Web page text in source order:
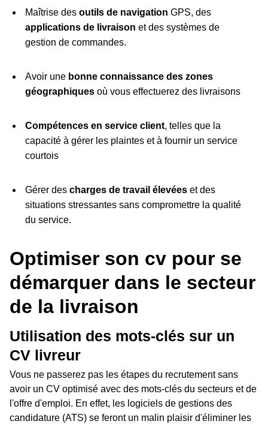
Maîtrise des outils de navigation GPS, des
applications de livraison et des systèmes de
gestion de commandes.
Avoir une bonne connaissance des zones
géographiquesoù vous effectuerez des livraisons
Compétences en service client, telles que la
capacité à gérer les plaintes et à fournir un service
courtois
Gérer des charges de travail élevéeset des
situations stressantes sans compromettre la qualité
du service.
Optimiser son cv pour se
démarquer dans le secteur
de la livraison
Utilisation des mots-clés sur un
CV livreur
Vous ne passerez pas les étapes du recrutement sans
avoir un CV optimisé avec des mots-clés du secteurs et de
l'offre d'emploi. En effet, les logiciels de gestions des
candidature (ATS) se feront un malin plaisir d'éliminer les